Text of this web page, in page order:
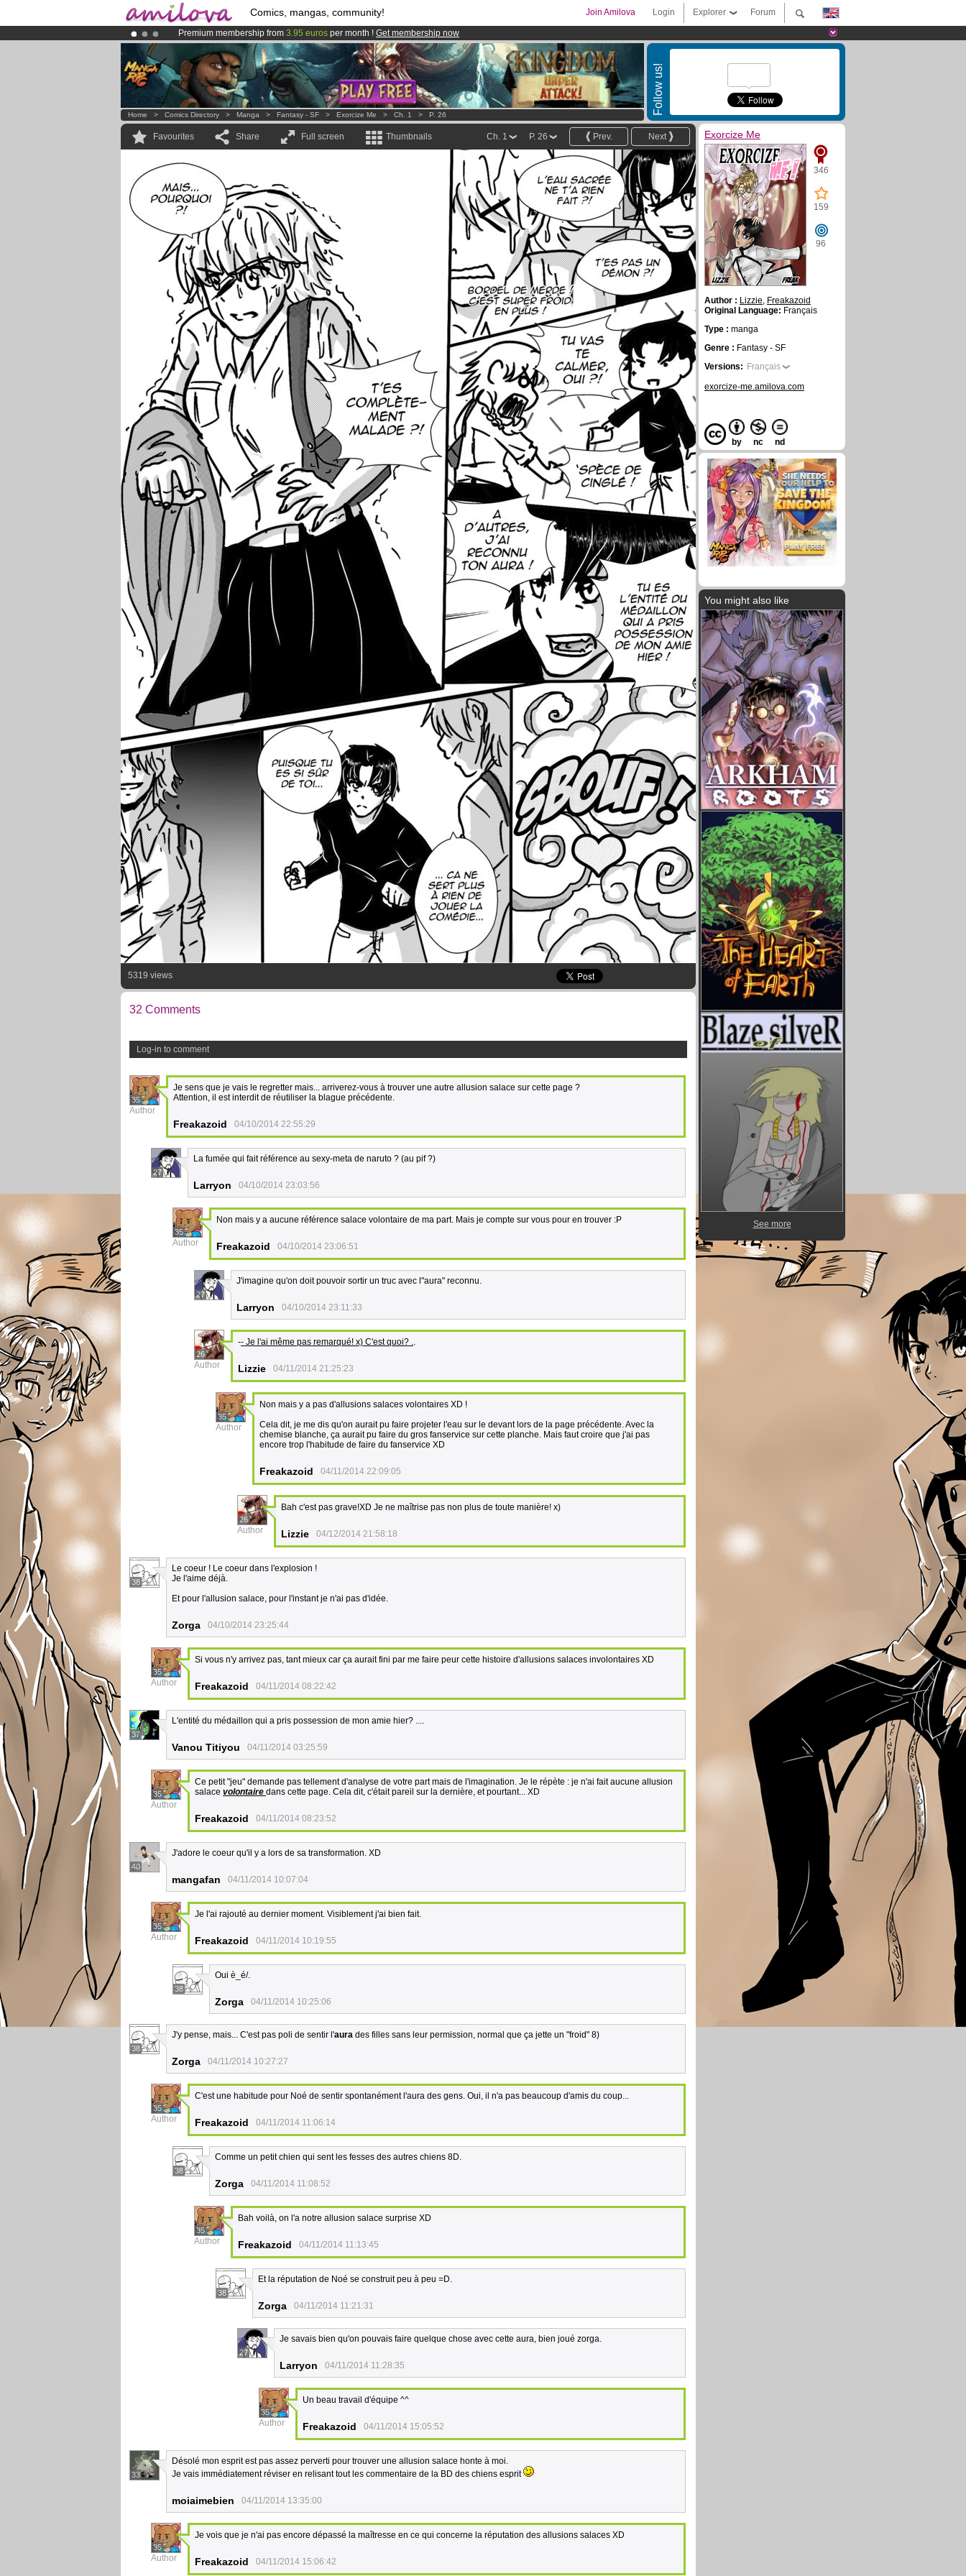
Comics, mangas, community! Forum
Explorer
Login
Join Amilova
Premium membership from 3.95 euros per month ! Get membership now
AmilovaKickstarter is now LIVE!.
Already 100000membersand 1000 comics & mangas!.
Follow us!
Home > Comics Directory > Manga > Fantasy - SF > Exorcize Me > Ch. 1 > P. 26
Favourites Share Full screen Thumbnails Next
Prev.
P. 26
Ch. 1
5319 views
32 Comments
Log-in to comment
35
Author
Je sens que je vais le regretter mais... arriverez-vous à trouver une autre allusion salace sur cette page ?
Attention, il est interdit de réutiliser la blague précédente.
Freakazoid 04/10/2014 22:55:29
27
La fumée qui fait référence au sexy-meta de naruto ? (au pif ?)
Larryon 04/10/2014 23:03:56
35
Author
Non mais y a aucune référence salace volontaire de ma part. Mais je compte sur vous pour en trouver :P
Freakazoid 04/10/2014 23:06:51
27
J'imagine qu'on doit pouvoir sortir un truc avec l"aura" reconnu.
Larryon 04/10/2014 23:11:33
26
Author
-- Je l'ai même pas remarqué! x) C'est quoi? ..
Lizzie 04/11/2014 21:25:23
35
Author
Non mais y a pas d'allusions salaces volontaires XD !
Cela dit, je me dis qu'on aurait pu faire projeter l'eau sur le devant lors de la page précédente. Avec la
chemise blanche, ça aurait pu faire du gros fanservice sur cette planche. Mais faut croire que j'ai pas
encore trop l'habitude de faire du fanservice XD
Freakazoid 04/11/2014 22:09:05
26
Author
Bah c'est pas grave!XD Je ne maîtrise pas non plus de toute manière! x)
Lizzie 04/12/2014 21:58:18
38
Le coeur ! Le coeur dans l'explosion !
Je l'aime déjà.
Et pour l'allusion salace, pour l'instant je n'ai pas d'idée.
Zorga 04/10/2014 23:25:44
35
Author
Si vous n'y arrivez pas, tant mieux car ça aurait fini par me faire peur cette histoire d'allusions salaces involontaires XD
Freakazoid 04/11/2014 08:22:42
37
L'entité du médaillon qui a pris possession de mon amie hier? ....
Vanou Titiyou 04/11/2014 03:25:59
35
Author
Ce petit "jeu" demande pas tellement d'analyse de votre part mais de l'imagination. Je le répète : je n'ai fait aucune allusion
salace volontaire dans cette page. Cela dit, c'était pareil sur la dernière, et pourtant... XD
Freakazoid 04/11/2014 08:23:52
40
J'adore le coeur qu'il y a lors de sa transformation. XD
mangafan 04/11/2014 10:07:04
35
Author
Je l'ai rajouté au dernier moment. Visiblement j'ai bien fait.
Freakazoid 04/11/2014 10:19:55
38
Oui è_é/.
Zorga 04/11/2014 10:25:06
38
J'y pense, mais... C'est pas poli de sentir l'aura des filles sans leur permission, normal que ça jette un "froid" 8)
Zorga 04/11/2014 10:27:27
35
Author
C'est une habitude pour Noé de sentir spontanément l'aura des gens. Oui, il n'a pas beaucoup d'amis du coup...
Freakazoid 04/11/2014 11:06:14
38
Comme un petit chien qui sent les fesses des autres chiens 8D.
Zorga 04/11/2014 11:08:52
35
Author
Bah voilà, on l'a notre allusion salace surprise XD
Freakazoid 04/11/2014 11:13:45
38
Et la réputation de Noé se construit peu à peu =D.
Zorga 04/11/2014 11:21:31
27
Je savais bien qu'on pouvais faire quelque chose avec cette aura, bien joué zorga.
Larryon 04/11/2014 11:28:35
35
Author
Un beau travail d'équipe ^^
Freakazoid 04/11/2014 15:05:52
33
Désolé mon esprit est pas assez perverti pour trouver une allusion salace honte à moi.
Je vais immédiatement réviser en relisant tout les commentaire de la BD des chiens esprit
moiaimebien 04/11/2014 13:35:00
35
Author
Je vois que je n'ai pas encore dépassé la maîtresse en ce qui concerne la réputation des allusions salaces XD
Freakazoid 04/11/2014 15:06:42
Exorcize Me
346
159
96
Author : Lizzie, Freakazoid
Original Language: Français
Type : manga
Genre : Fantasy - SF
Versions: Français
exorcize-me.amilova.com
by nc nd
You might also like
See more